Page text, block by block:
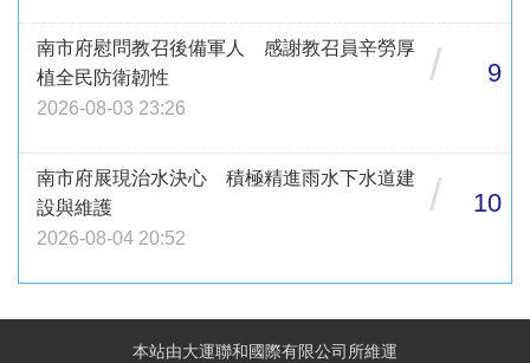
南市府慰問教召後備軍人 感謝教召員辛勞厚
植全民防衛韌性
2026-08-03 23:26
/ 9
南市府展現治水決心 積極精進雨水下水道建
設與維護
2026-08-04 20:52
/ 10
本站由大運聯和國際有限公司所維運